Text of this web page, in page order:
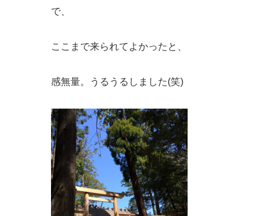
で、
ここまで来られてよかったと、
感無量。うるうるしました(笑)